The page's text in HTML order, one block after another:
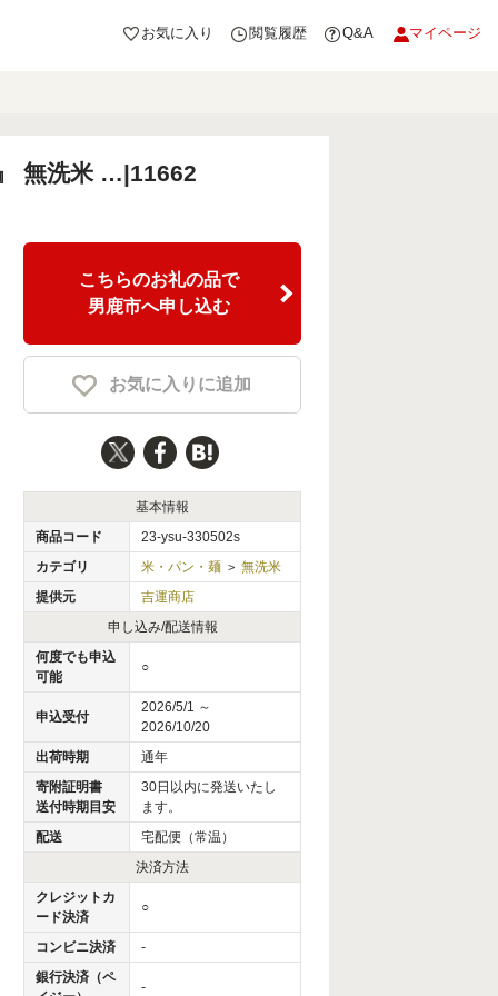
お気に入り 閲覧履歴 Q&A マイページ
無洗米 …|11662
こちらのお礼の品で
男鹿市へ申し込む
お気に入りに追加
基本情報
商品コード
23-ysu-330502s
カテゴリ
米・パン・麺 > 無洗米
提供元
吉運商店
申し込み/配送情報
何度でも申込
可能
○
申込受付
2026/5/1 ～
2026/10/20
出荷時期
通年
寄附証明書
送付時期目安
30日以内に発送いたし
ます。
配送
宅配便（常温）
決済方法
クレジットカ
ード決済
○
コンビニ決済
-
銀行決済（ペ
-